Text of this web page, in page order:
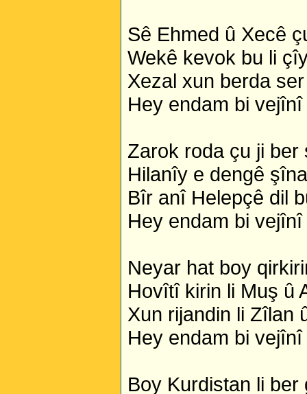
Sê Ehmed û Xecê
Wekê kevok bu li
Xezal xun berda
Hey endam bi
Zarok roda çu ji ber
Hilanîy e dengê
Bîr anî Helepçê dil
Hey endam bi
Neyar hat boy
Hovîtî kirin li Muş û
Xun rijandin li Zîlan
Hey endam bi
Boy Kurdistan li ber